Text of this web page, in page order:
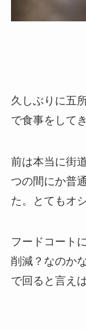
久しぶりに五
で食事をして
前は本当に街
つの間にか普
た。とてもオ
フードコート
削減？なのか
で回ると言え